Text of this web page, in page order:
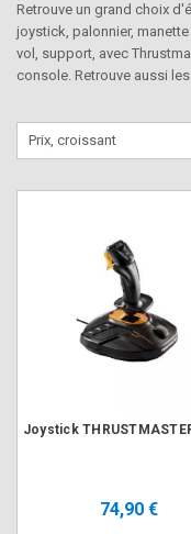
Retrouve un grand choix
joystick, palonnier,
vol, support, avec
console. Retrouve aussi
Prix, croissant
74,90 €